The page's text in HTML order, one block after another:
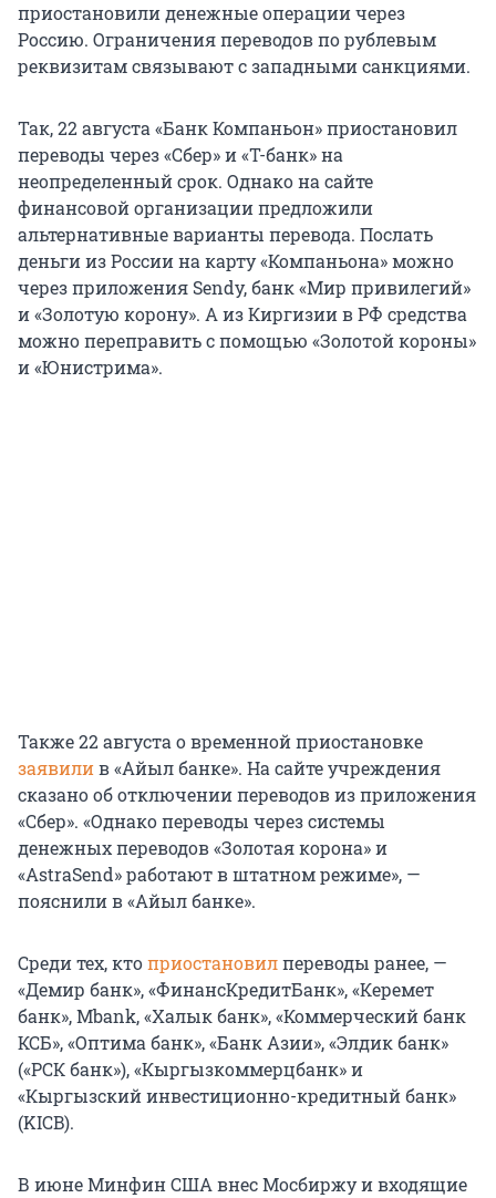
приостановили денежные операции через
Россию. Ограничения переводов по рублевым
реквизитам связывают с западными санкциями.
Так, 22 августа «Банк Компаньон» приостановил
переводы через «Сбер» и «Т-банк» на
неопределенный срок. Однако на сайте
финансовой организации предложили
альтернативные варианты перевода. Послать
деньги из России на карту «Компаньона» можно
через приложения Sendy, банк «Мир привилегий»
и «Золотую корону». А из Киргизии в РФ средства
можно переправить с помощью «Золотой короны»
и «Юнистрима».
Также 22 августа о временной приостановке
заявилив «Айыл банке». На сайте учреждения
сказано об отключении переводов из приложения
«Сбер». «Однако переводы через системы
денежных переводов «Золотая корона» и
«AstraSend» работают в штатном режиме», —
пояснили в «Айыл банке».
Среди тех, ктоприостановилпереводы ранее, —
«Демир банк», «ФинансКредитБанк», «Керемет
банк», Mbank, «Халык банк», «Коммерческий банк
КСБ», «Оптима банк», «Банк Азии», «Элдик банк»
(«РСК банк»), «Кыргызкоммерцбанк» и
«Кыргызский инвестиционно-кредитный банк»
(KICB).
В июне Минфин США внес Мосбиржу и входящие